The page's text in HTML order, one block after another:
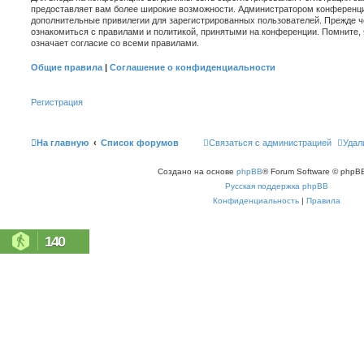
предоставляет вам более широкие возможности. Администратором
дополнительные привилегии для зарегистрированных пользователей. Прежде
ознакомиться с правилами и политикой, принятыми на конференции.
означает согласие со всеми правилами.
Общие правила | Соглашение о конфиденциальности
Регистрация
На главную Список форумов Связаться с администрацией
Создано на основе phpBB® Forum Software ©
Русская поддержка phpBB
Конфиденциальность | Правила
140